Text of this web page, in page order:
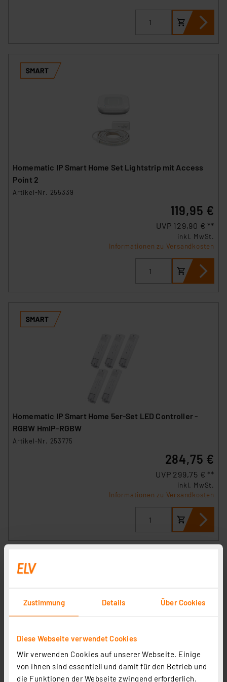
Zustimmung Details Über Cookies
Diese Webseite verwendet Cookies
Wir verwenden Cookies auf unserer Webseite. Einige
von ihnen sind essentiell und damit für den Betrieb und
die Funktionen der Webseite zwingend erforderlich.
Homematic IP Smart Home Set Lightstrip mit Access
Point 2
Artikel-Nr. 255339
119,95 €
UVP 129,90 € **
inkl. MwSt.
Informationen zu Versandkosten
Homematic IP Smart Home 5er-Set LED Controller -
RGBW HmIP-RGBW
Artikel-Nr. 253775
284,75 €
UVP 299,75 € **
inkl. MwSt.
Informationen zu Versandkosten
Homematic IP Smart Home 2er-Set LED Controller –
RGBW HmIP-RGBW